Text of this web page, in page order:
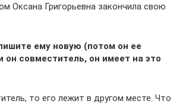
Оксана Григорьевна закончила свою
ему новую (потом он ее
он совместитель, он имеет на это
то его лежит в другом месте. Что